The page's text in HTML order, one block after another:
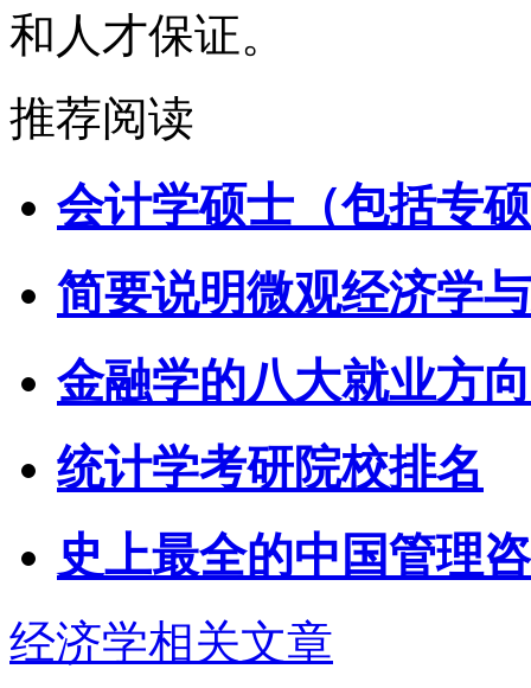
和人才保证。
推荐阅读
会计学硕士（包括专
简要说明微观经济学
金融学的八大就业方
统计学考研院校排名
史上最全的中国管理
经济学相关文章